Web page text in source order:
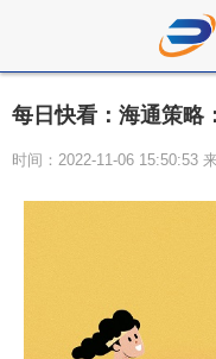
每日快看：海通策略
时间：2022-11-06 15:50:53